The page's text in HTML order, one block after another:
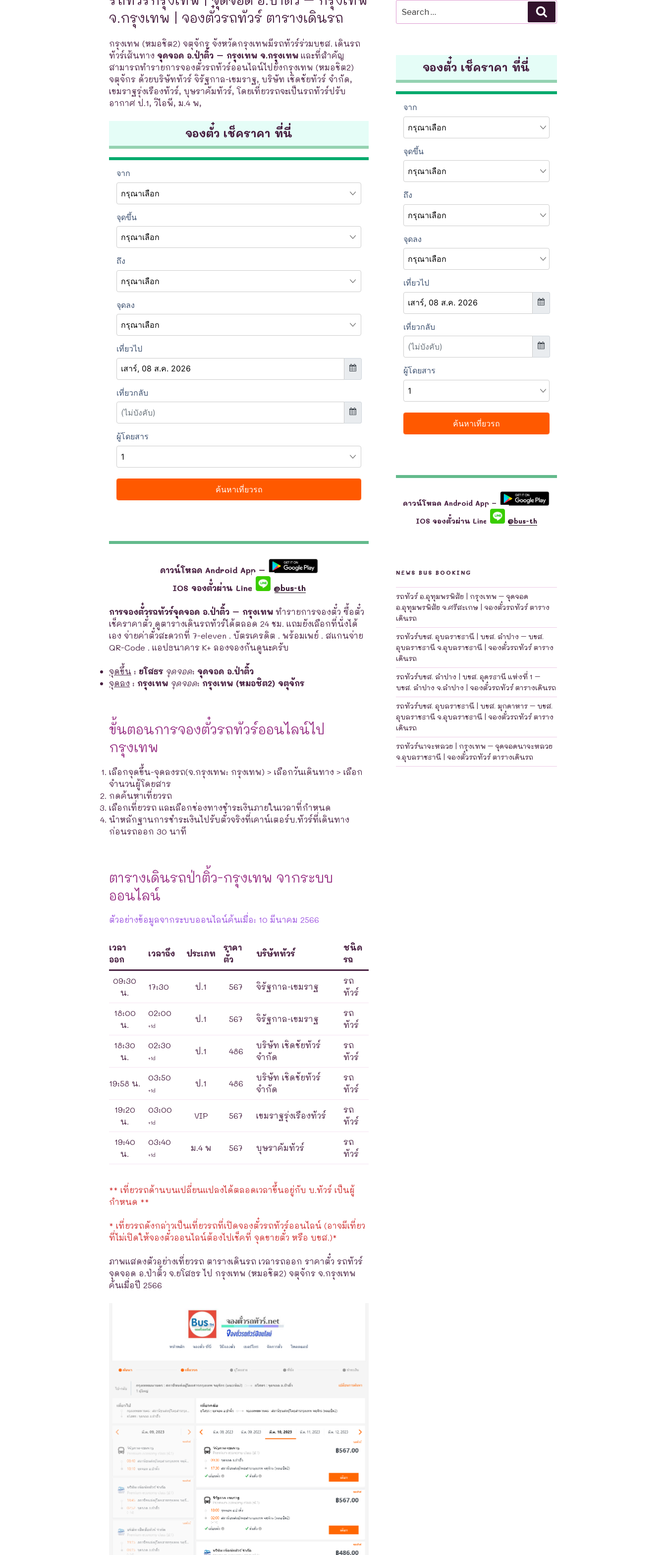
จ.กรุงเทพ | จองตั๋วรถทัวร์ ตารางเดินรถ
กรุงเทพ (หมอชิต2) จตุจักร จังหวัดกรุงเทพมีรถทัวร์ร่วมบขส. เดินรถ
ทัวร์เส้นทาง จุดจอด อ.ป่าติ้ว – กรุงเทพ จ.กรุงเทพ และที่สำคัญ
สามารถทำรายการจองตั๋วรถทัวร์ออนไลน์ไปยังกรุงเทพ (หมอชิต2)
จตุจักร ด้วยบริษัททัวร์ จิรัฐกาล-เขมราฐ, บริษัท เชิดชัยทัวร์ จำกัด,
เขมราฐรุ่งเรืองทัวร์, บุษราคัมทัวร์, โดยเที่ยวรถจะเป็นรถทัวร์ปรับ
อากาศ ป.1, วิไอพี, ม.4 พ,
จองตั๋ว เช็คราคา ที่นี่
ดาวน์โหลด Android App –
IOS จองตั๋วผ่าน Line
@bus-th
การจองตั๋วรถทัวร์จุดจอด อ.ป่าติ้ว – กรุงเทพ ทำรายการจองตั๋ว ซื้อตั๋ว
เช็คราคาตั๋ว ดูตารางเดินรถทัวร์ได้ตลอด 24 ชม. แถมยังเลือกที่นั่งได้
เอง จ่ายค่าตั๋วสะดวกที่ 7-eleven . บัตรเครดิต . พร้อมเพย์ . สแกนจ่าย
QR-Code . แอปธนาคาร K+ ลองจองกันดูนะครับ
จุดขึ้น : ยโสธร จุดจอด: จุดจอด อ.ป่าติ้ว
จุดลง : กรุงเทพ จุดจอด: กรุงเทพ (หมอชิต2) จตุจักร
ขั้นตอนการจองตั๋วรถทัวร์ออนไลน์ไป
กรุงเทพ
เลือกจุดขึ้น-จุดลงรถ(จ.กรุงเทพ: กรุงเทพ) > เลือกวันเดินทาง > เลือก
จำนวนผู้โดยสาร
กดค้นหาเที่ยวรถ
เลือกเที่ยวรถ และเลือกช่องทางชำระเงินภายในเวลาที่กำหนด
นำหลักฐานการชำระเงินไปรับตั๋วจริงที่เคาน์เตอร์บ.ทัวร์ที่เดินทาง
ก่อนรถออก 30 นาที
ตารางเดินรถป่าติ้ว-กรุงเทพ จากระบบ
ออนไลน์
ตัวอย่างข้อมูลจากระบบออนไลน์ค้นเมื่อ: 10 มีนาคม 2566
เวลา
ออก
เวลาถึง ประเภท
ราคา
ตั๋ว
บริษัททัวร์
ชนิด
รถ
09:30
น.
17:30 ป.1 567 จิรัฐกาล-เขมราฐ
รถ
ทัวร์
18:00
น.
02:00
+1d
ป.1 567 จิรัฐกาล-เขมราฐ
รถ
ทัวร์
18:30
น.
02:30
+1d
ป.1 486
บริษัท เชิดชัยทัวร์
จำกัด
รถ
ทัวร์
19:58 น.
03:50
+1d
ป.1 486
บริษัท เชิดชัยทัวร์
จำกัด
รถ
ทัวร์
19:20
น.
03:00
+1d
VIP 567 เขมราฐรุ่งเรืองทัวร์
รถ
ทัวร์
19:40
น.
03:40
+1d
ม.4 พ 567 บุษราคัมทัวร์
รถ
ทัวร์
** เที่ยวรถด้านบนเปลี่ยนแปลงได้ตลอดเวลาขึ้นอยู่กับ บ.ทัวร์ เป็นผู้
กำหนด **
* เที่ยวรถดังกล่าวเป็นเที่ยวรถที่เปิดจองตั๋วรถทัวร์ออนไลน์ (อาจมีเที่ยว
ที่ไม่เปิดให้จองตั๋วออนไลน์ต้องไปเช็คที่ จุดขายตั๋ว หรือ บขส.)*
ภาพแสดงตัวอย่างเที่ยวรถ ตารางเดินรถ เวลารถออก ราคาตั๋ว รถทัวร์
จุดจอด อ.ป่าติ้ว จ.ยโสธร ไป กรุงเทพ (หมอชิต2) จตุจักร จ.กรุงเทพ
ค้นเมื่อปี 2566
for:
จองตั๋ว เช็คราคา ที่นี่
ดาวน์โหลด Android App –
IOS จองตั๋วผ่าน Line
@bus-th
NEWS BUS BOOKING
รถทัวร์ อ.อุทุมพรพิสัย | กรุงเทพ – จุดจอด
อ.อุทุมพรพิสัย จ.ศรีสะเกษ | จองตั๋วรถทัวร์ ตาราง
เดินรถ
รถทัวร์บขส. อุบลราชธานี | บขส. ลำปาง – บขส.
อุบลราชธานี จ.อุบลราชธานี | จองตั๋วรถทัวร์ ตาราง
เดินรถ
รถทัวร์บขส. ลำปาง | บขส. อุดรธานี แห่งที่ 1 –
บขส. ลำปาง จ.ลำปาง | จองตั๋วรถทัวร์ ตารางเดินรถ
รถทัวร์บขส. อุบลราชธานี | บขส. มุกดาหาร – บขส.
อุบลราชธานี จ.อุบลราชธานี | จองตั๋วรถทัวร์ ตาราง
เดินรถ
รถทัวร์นาจะหลวย | กรุงเทพ – จุดจอดนาจะหลวย
จ.อุบลราชธานี | จองตั๋วรถทัวร์ ตารางเดินรถ